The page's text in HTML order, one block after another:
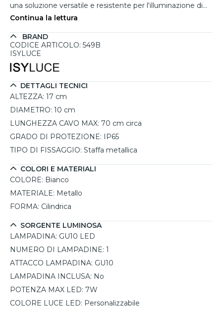
una soluzione versatile e resistente per l'illuminazione di
spazi esterni. Grazie al grado di protezione IP65, questo
UV e urti, garantendo durabilità in qualsiasi condizione
atmosferica. La staffa orientabile consente un’installazione
particolari come siepi, pareti esterne o piante, creando
effetti luminosi suggestivi. Il faretto, disponibile in colore
bianco, è dotato di un diffusore cilindrico compatibile con
permettendo di scegliere tonalità e potenza della luce in
base alle esigenze. Per chi desidera installarlo in giardino, è
possibile acquistare separatamente il picchetto da terra
(art. 549P). Con il suo design discreto e funzionale, questo
spazio esterno.
Continua la lettura
BRAND
CODICE ARTICOLO: 549B
ISYLUCE
DETTAGLI TECNICI
ALTEZZA: 17 cm
DIAMETRO: 10 cm
LUNGHEZZA CAVO MAX: 70 cm circa
GRADO DI PROTEZIONE: IP65
TIPO DI FISSAGGIO: Staffa metallica
COLORI E MATERIALI
COLORE: Bianco
MATERIALE: Metallo
FORMA: Cilindrica
SORGENTE LUMINOSA
LAMPADINA: GU10 LED
NUMERO DI LAMPADINE: 1
ATTACCO LAMPADINA: GU10
LAMPADINA INCLUSA: No
POTENZA MAX LED: 7W
COLORE LUCE LED: Personalizzabile